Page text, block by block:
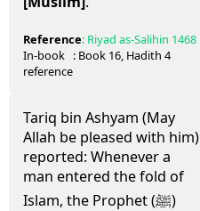
Reference: Riyad as-Salihin 1468
In-book
reference
: Book 16, Hadith 4
Tariq bin Ashyam (May
Allah be pleased with him)
reported: Whenever a
man entered the fold of
Islam, the Prophet (ﷺ)